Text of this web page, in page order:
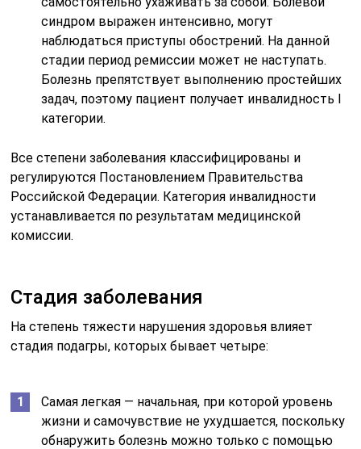
синдром выражен интенсивно, могут
наблюдаться приступы обострений. На данной
стадии период ремиссии может не наступать.
Болезнь препятствует выполнению простейших
задач, поэтому пациент получает инвалидность I
категории.
Все степени заболевания классифицированы и
регулируются Постановлением Правительства
Российской Федерации. Категория инвалидности
устанавливается по результатам медицинской
комиссии.
Стадия заболевания
На степень тяжести нарушения здоровья влияет
стадия подагры, которых бывает четыре:
Самая легкая — начальная, при которой уровень
жизни и самочувствие не ухудшается, поскольку
обнаружить болезнь можно только с помощью